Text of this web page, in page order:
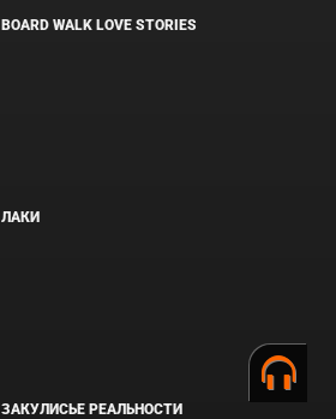
BOARD WALK LOVE STORIES
ЛАКИ
ЗАКУЛИСЬЕ РЕАЛЬНОСТИ